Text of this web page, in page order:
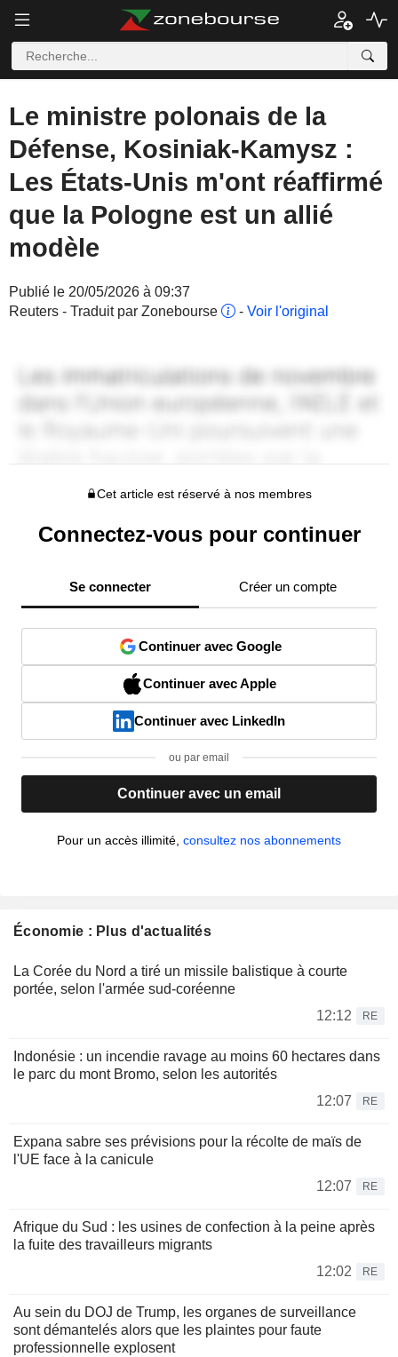
Le ministre polonais de la
Défense, Kosiniak-Kamysz :
Les États-Unis m'ont réaffirmé
que la Pologne est un allié
modèle
Publié le 20/05/2026 à 09:37
Reuters - Traduit par Zonebourse
- Voir l'original
Cet article est réservé à nos membres
Connectez-vous pour continuer
Se connecter Créer un compte
Continuer avec Google
Continuer avec Apple
Continuer avec LinkedIn
ou par email
Continuer avec un email
Pour un accès illimité, consultez nos abonnements
Économie : Plus d'actualités
La Corée du Nord a tiré un missile balistique à courte
portée, selon l'armée sud-coréenne
12:12
RE
Indonésie : un incendie ravage au moins 60 hectares dans
le parc du mont Bromo, selon les autorités
12:07
RE
Expana sabre ses prévisions pour la récolte de maïs de
l'UE face à la canicule
12:07
RE
Afrique du Sud : les usines de confection à la peine après
la fuite des travailleurs migrants
12:02
RE
Au sein du DOJ de Trump, les organes de surveillance
sont démantelés alors que les plaintes pour faute
professionnelle explosent